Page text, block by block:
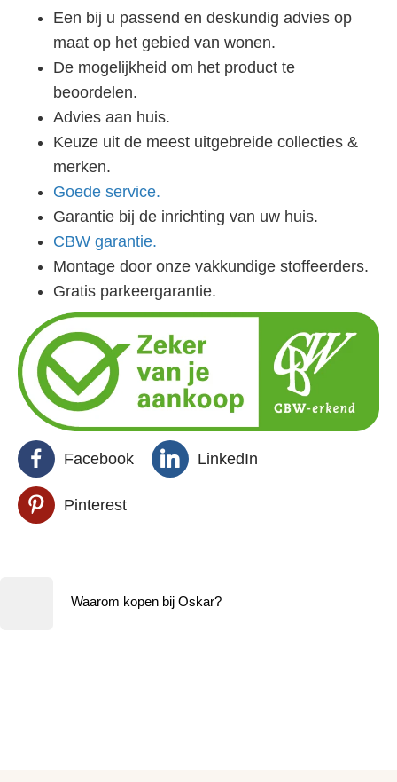
Een bij u passend en deskundig advies op
maat op het gebied van wonen.
De mogelijkheid om het product te
beoordelen.
Advies aan huis.
Keuze uit de meest uitgebreide collecties &
merken.
Goede service.
Garantie bij de inrichting van uw huis.
CBW garantie.
Montage door onze vakkundige stoffeerders.
Gratis parkeergarantie.
Facebook LinkedIn
Pinterest
Waarom kopen bij Oskar?